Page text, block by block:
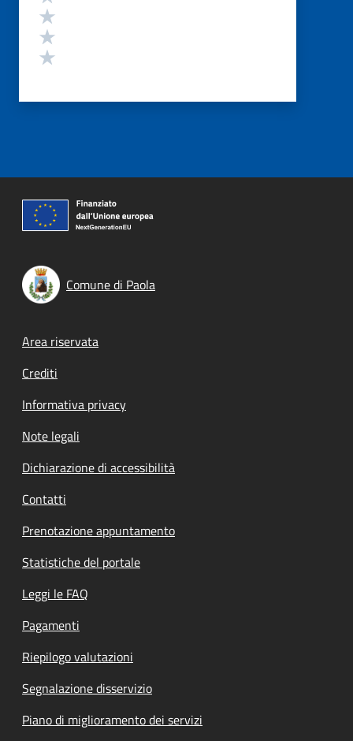
Comune di Paola
Footer menu
Area riservata
Crediti
Informativa privacy
Note legali
Dichiarazione di accessibilità
Contatti
Prenotazione appuntamento
Statistiche del portale
Leggi le FAQ
Pagamenti
Riepilogo valutazioni
Segnalazione disservizio
Piano di miglioramento dei servizi